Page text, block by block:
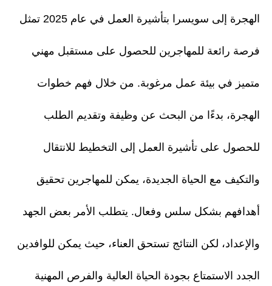
الهجرة إلى سويسرا بتأشيرة العمل في عام 2025 تمثل
فرصة رائعة للمهاجرين للحصول على مستقبل مهني
متميز في بيئة عمل مرغوبة. من خلال فهم خطوات
الهجرة، بدءًا من البحث عن وظيفة وتقديم الطلب
للحصول على تأشيرة العمل إلى التخطيط للانتقال
والتكيف مع الحياة الجديدة، يمكن للمهاجرين تحقيق
أهدافهم بشكل سلس وفعال. يتطلب الأمر بعض الجهد
والإعداد، لكن النتائج تستحق العناء، حيث يمكن للوافدين
الجدد الاستمتاع بجودة الحياة العالية والفرص المهنية